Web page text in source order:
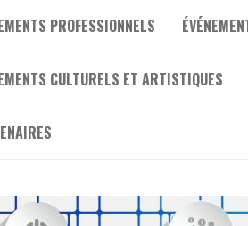
PROFESSIONNELS
CULTURELS ET ARTISTIQUES